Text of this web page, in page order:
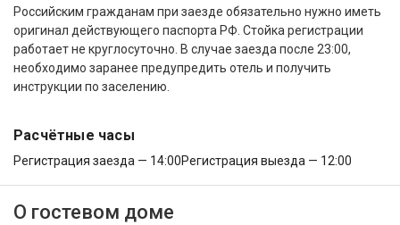
Российским гражданам при заезде обязательно нужно иметь
оригинал действующего паспорта РФ. Стойка регистрации
работает не круглосуточно. В случае заезда после 23:00,
необходимо заранее предупредить отель и получить
инструкции по заселению.
Расчётные часы
Регистрация заезда — 14:00Регистрация выезда — 12:00
О гостевом доме